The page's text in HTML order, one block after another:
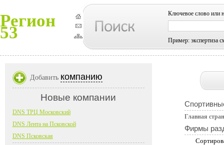
Регион
53
Ключевое слово или
Пример: экспертиза
Главная
Фирмы
Добавить компанию
Новые компании
DNS ТРЦ Московский
DNS Лента на Псковской
DNS Псковская